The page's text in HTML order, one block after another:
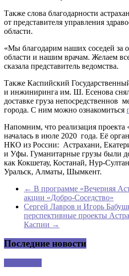
Также слова благодарности
от представителя управления
области.
«Мы благодарим наших соседей за
области и нашим врачам. Желаем
сказала представитель ведомства.
Также Каспийский
и инжиниринга им. Ш. Есенова
доставке груза непосредственнов
города. С ним можно ознакомиться
Напомним, что реализация проекта
началась в июле 2020 года. Её
НКО из России: Астрахани,
и Уфы. Гуманитарные грузы были
как Кокшетау, Костанай, Нур-
Уральск, Алматы, Шымкент.
← В программе «Вечерняя
акции «Добро-Соседство»
Сергей Лавров и Игорь
перспективные проекты
Каспии →
Последние новости